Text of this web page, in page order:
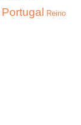
Portugal
Reino